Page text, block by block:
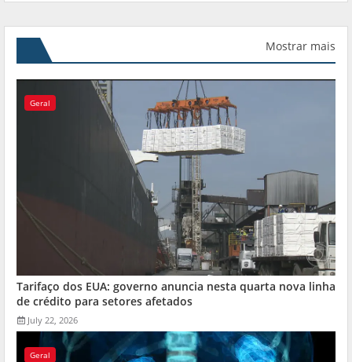
Mostrar mais
Geral
Tarifaço dos EUA: governo anuncia nesta quarta nova linha
de crédito para setores afetados
July 22, 2026
Geral